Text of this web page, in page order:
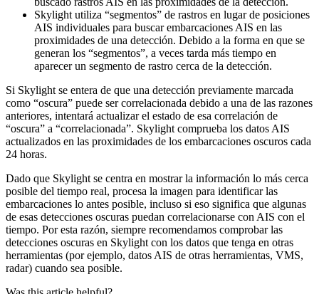
Skylight utiliza “segmentos” de rastros en lugar de posiciones
AIS individuales para buscar embarcaciones AIS en las
proximidades de una detección. Debido a la forma en que se
generan los “segmentos”, a veces tarda más tiempo en
aparecer un segmento de rastro cerca de la detección.
Si Skylight se entera de que una detección previamente marcada
como “oscura” puede ser correlacionada debido a una de las razones
anteriores, intentará actualizar el estado de esa correlación de
“oscura” a “correlacionada”. Skylight comprueba los datos AIS
actualizados en las proximidades de los embarcaciones oscuros cada
24 horas.
Dado que Skylight se centra en mostrar la información lo más cerca
posible del tiempo real, procesa la imagen para identificar las
embarcaciones lo antes posible, incluso si eso significa que algunas
de esas detecciones oscuras puedan correlacionarse con AIS con el
tiempo. Por esta razón, siempre recomendamos comprobar las
detecciones oscuras en Skylight con los datos que tenga en otras
herramientas (por ejemplo, datos AIS de otras herramientas, VMS,
radar) cuando sea posible.